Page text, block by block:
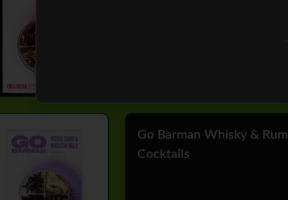
Go Barman Whisky & Rum
Cocktails